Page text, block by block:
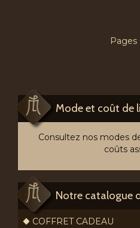
Pages
Mode et coût de
Consultez nos modes
coûts
Notre catalogue
COFFRET CADEAU